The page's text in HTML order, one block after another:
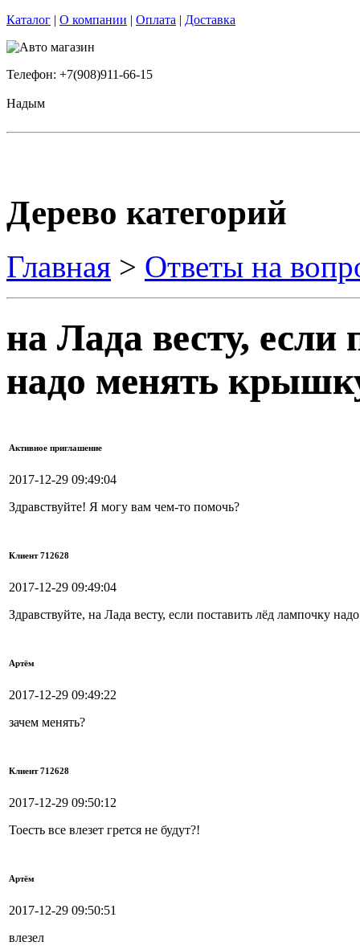
Каталог | О компании | Оплата | Доставка
Телефон: +7(908)911-66-15
Надым
Дерево категорий
Главная > Ответы на
на Лада весту, если
надо менять
Активное приглашение
2017-12-29 09:49:04
Здравствуйте! Я могу вам чем-то помочь?
Клиент 712628
2017-12-29 09:49:04
Здравствуйте, на Лада весту, если поставить лёд лампочку
Артём
2017-12-29 09:49:22
зачем менять?
Клиент 712628
2017-12-29 09:50:12
Тоесть все влезет грется не будут?!
Артём
2017-12-29 09:50:51
влезел